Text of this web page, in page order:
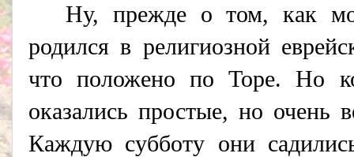
Ну, прежде о том, как
родился в религиозной
что положено по Торе. Но
оказались простые, но очень
Каждую субботу они